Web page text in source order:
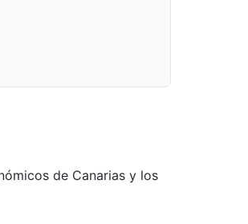
de Canarias y los